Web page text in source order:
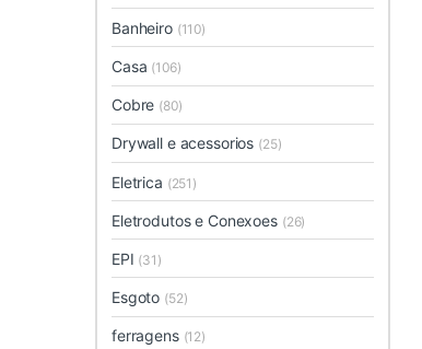
Banheiro (110)
Casa (106)
Cobre (80)
Drywall e acessorios (25)
Eletrica (251)
Eletrodutos e Conexoes (26)
EPI (31)
Esgoto (52)
ferragens (12)